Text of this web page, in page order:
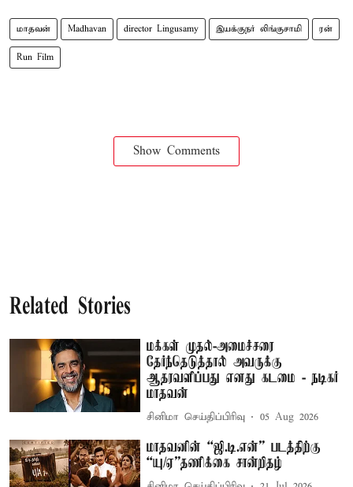
மாதவன் Madhavan director Lingusamy இயக்குநர் லிங்குசாமி ரன்
Run Film
Show Comments
Related Stories
மக்கள் முதல்-அமைச்சரை
தேர்ந்தெடுத்தால் அவருக்கு
ஆதரவளிப்பது எனது கடமை - நடிகர்
மாதவன்
சினிமா செய்திப்பிரிவு 05 Aug 2026
மாதவனின் “ஜி.டி.என்” படத்திற்கு
“யு/ஏ”தணிக்கை சான்றிதழ்